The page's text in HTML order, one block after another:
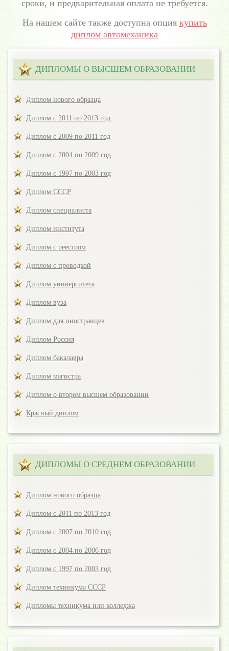
сроки, и предварительная оплата не требуется.
На нашем сайте также доступна опция купить
диплом автомеханика
ДИПЛОМЫ О ВЫСШЕМ ОБРАЗОВАНИИ
Диплом нового образца
Диплом с 2011 по 2013 год
Диплом с 2009 по 2011 год
Диплом с 2004 по 2009 год
Диплом с 1997 по 2003 год
Диплом СССР
Диплом специалиста
Диплом института
Диплом с реестром
Диплом с проводкой
Диплом университета
Диплом вуза
Диплом для иностранцев
Диплом Россия
Диплом бакалавра
Диплом магистра
Диплом о втором высшем образовании
Красный диплом
ДИПЛОМЫ О СРЕДНЕМ ОБРАЗОВАНИИ
Диплом нового образца
Диплом с 2011 по 2013 год
Диплом с 2007 по 2010 год
Диплом с 2004 по 2006 год
Диплом с 1997 по 2003 год
Диплом техникума СССР
Дипломы техникума или колледжа